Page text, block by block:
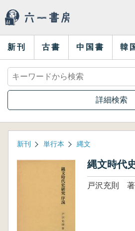
新刊 古書 中国書 韓
詳細検索
新刊 単行本 縄文
縄文時代
戸沢充則 著